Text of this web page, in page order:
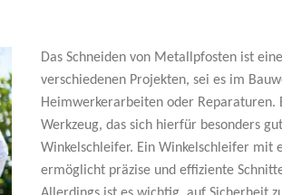
Das Schneiden von Metallpfosten ist
verschiedenen Projekten, sei es im
Heimwerkerarbeiten oder Reparaturen.
Werkzeug, das sich hierfür besonders
Winkelschleifer. Ein Winkelschleifer mit
ermöglicht präzise und effiziente